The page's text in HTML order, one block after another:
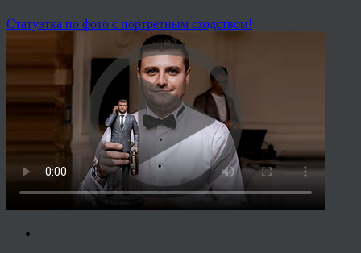
Статуэтка по фото с портретным сходством!